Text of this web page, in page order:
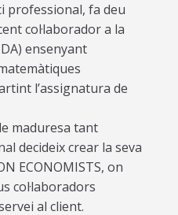
professional, fa deu
col·laborador a la
ensenyant
l’assignatura de
maduresa tant
decideix crear la seva
ECONOMISTS, on
col·laboradors
al client.